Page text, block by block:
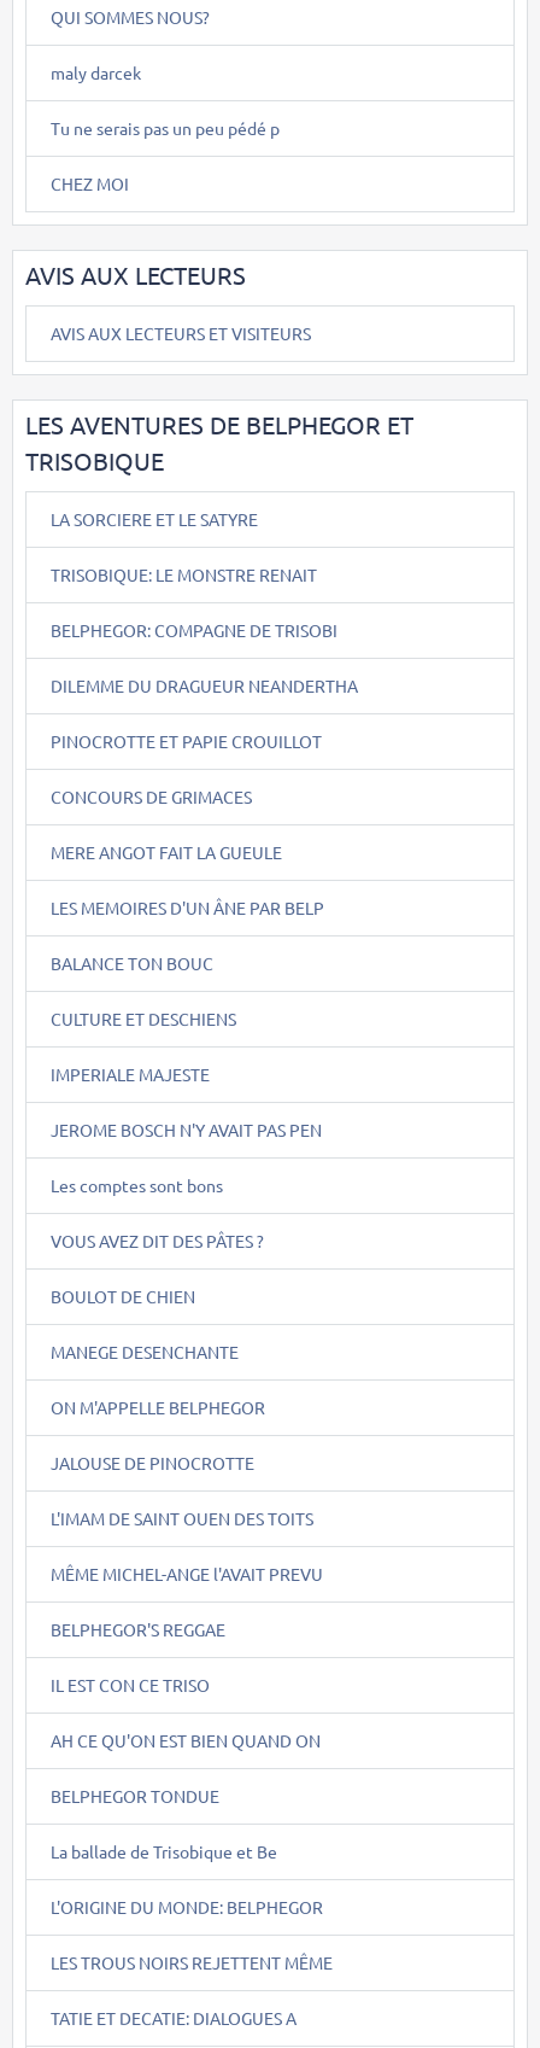
QUI SOMMES NOUS?
maly darcek
Tu ne serais pas un peu pédé p
CHEZ MOI
AVIS AUX LECTEURS
AVIS AUX LECTEURS ET VISITEURS
LES AVENTURES DE BELPHEGOR ET
TRISOBIQUE
LA SORCIERE ET LE SATYRE
TRISOBIQUE: LE MONSTRE RENAIT
BELPHEGOR: COMPAGNE DE TRISOBI
DILEMME DU DRAGUEUR NEANDERTHA
PINOCROTTE ET PAPIE CROUILLOT
CONCOURS DE GRIMACES
MERE ANGOT FAIT LA GUEULE
LES MEMOIRES D'UN ÂNE PAR BELP
BALANCE TON BOUC
CULTURE ET DESCHIENS
IMPERIALE MAJESTE
JEROME BOSCH N'Y AVAIT PAS PEN
Les comptes sont bons
VOUS AVEZ DIT DES PÂTES ?
BOULOT DE CHIEN
MANEGE DESENCHANTE
ON M'APPELLE BELPHEGOR
JALOUSE DE PINOCROTTE
L'IMAM DE SAINT OUEN DES TOITS
MÊME MICHEL-ANGE l'AVAIT PREVU
BELPHEGOR'S REGGAE
IL EST CON CE TRISO
AH CE QU'ON EST BIEN QUAND ON
BELPHEGOR TONDUE
La ballade de Trisobique et Be
L'ORIGINE DU MONDE: BELPHEGOR
LES TROUS NOIRS REJETTENT MÊME
TATIE ET DECATIE: DIALOGUES A